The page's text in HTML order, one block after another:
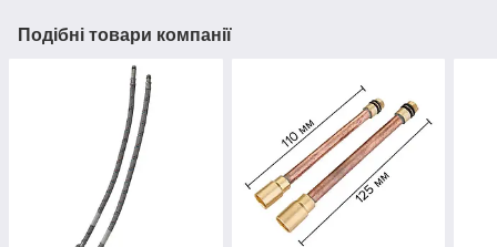
Подібні товари компанії